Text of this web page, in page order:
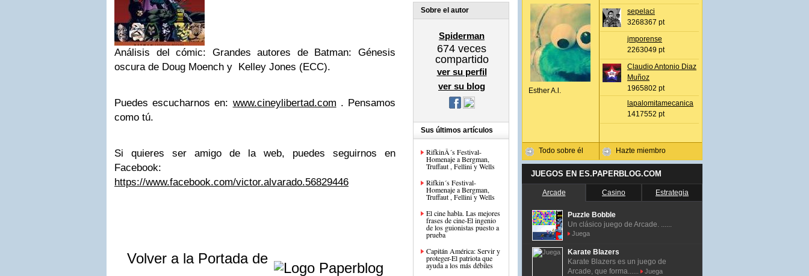
Análisis del cómic: Grandes autores de Batman: Génesis
oscura de Doug Moench y Kelley Jones (ECC).
Puedes escucharnos en: www.cineylibertad.com . Pensamos
como tú.
Si quieres ser amigo de la web, puedes seguirnos en
Facebook:
https://www.facebook.com/victor.alvarado.56829446
Volver a la Portada de
Sobre el autor
Spiderman
674 veces
compartido
ver su perfil
ver su blog
Sus últimos artículos
RifkinÂ´s Festival-
Homenaje a Bergman,
Truffaut , Fellini y Wells
Rifkin´s Festival-
Homenaje a Bergman,
Truffaut , Fellini y Wells
El cine habla. Las mejores
frases de cine-El ingenio
de los guionistas puesto a
prueba
Capitán América: Servir y
proteger-El patriota que
ayuda a los más débiles
Esther A.l.
Todo sobre él
sepelaci
3268367 pt
jmporense
2263049 pt
Claudio Antonio Diaz
Muñoz
1965802 pt
lapalomitamecanica
1417552 pt
Hazte miembro
JUEGOS EN ES.PAPERBLOG.COM
Arcade Casino Estrategia
Puzzle Bobble
Un clásico juego de Arcade. ......
Juega
Karate Blazers
Karate Blazers es un juego de
Arcade, que forma......
Juega